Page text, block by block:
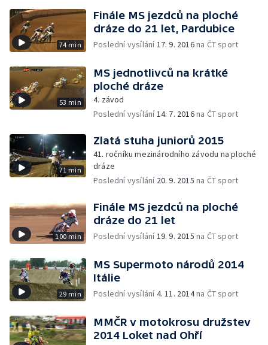
74 min
Finále MS jezdců na ploché
dráze do 21 let, Pardubice
Poslední vysílání17. 9. 2016na ČT sport
53 min
MS jednotlivců na krátké
ploché dráze
4. závod
Poslední vysílání14. 7. 2016na ČT sport
71 min
Zlatá stuha juniorů 2015
41. ročníku mezinárodního závodu na ploché
dráze
Poslední vysílání 20. 9. 2015 na ČT sport
100 min
Finále MS jezdců na ploché
dráze do 21 let
Poslední vysílání19. 9. 2015 na ČT sport
29 min
MS Supermoto národů 2014
Itálie
Poslední vysílání4. 11. 2014na ČT sport
MMČR v motokrosu družstev
2014 Loket nad Ohří